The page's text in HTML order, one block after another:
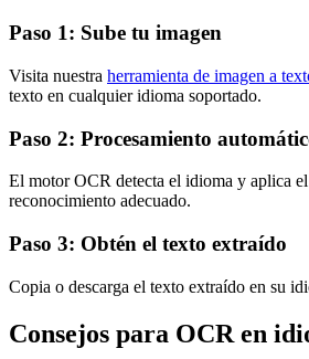
Paso 1: Sube tu imagen
Visita nuestra herramienta de imagen a
texto en cualquier idioma soportado.
Paso 2: Procesamiento
El motor OCR detecta el idioma y aplica
reconocimiento adecuado.
Paso 3: Obtén el texto extraído
Copia o descarga el texto extraído en su
Consejos para OCR en